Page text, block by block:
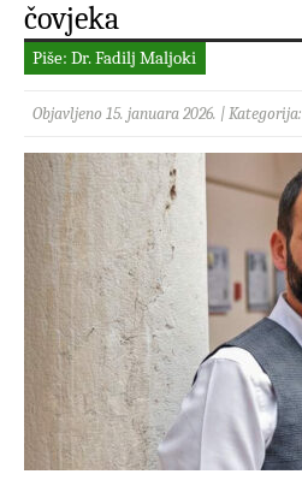
čovjeka
Piše: Dr. Fadilj Maljoki
Objavljeno 15. januara 2026. | Kategorija: